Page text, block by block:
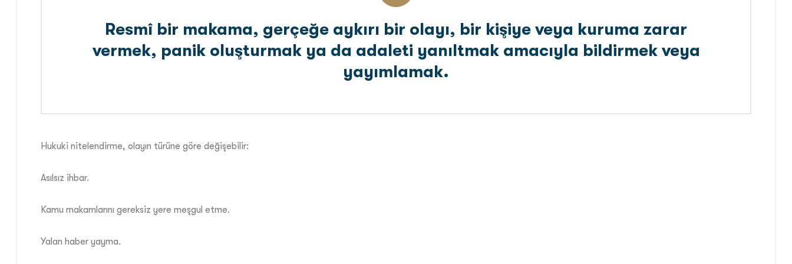
Resmî bir makama, gerçeğe aykırı bir olayı, bir kişiye veya kuruma zarar
vermek, panik oluşturmak ya da adaleti yanıltmak amacıyla bildirmek veya
yayımlamak.
Hukuki nitelendirme, olayın türüne göre değişebilir:
Asılsız ihbar.
Kamu makamlarını gereksiz yere meşgul etme.
Yalan haber yayma.